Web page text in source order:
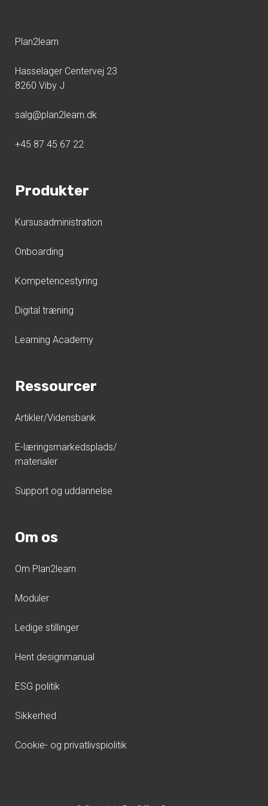
Plan2learn
Hasselager Centervej 23
8260 Viby J
salg@plan2learn.dk
+45 87 45 67 22
Produkter
Kursusadministration
Onboarding
Kompetencestyring
Digital træning
Learning Academy
Ressourcer
Artikler/Vidensbank
E-læringsmarkedsplads/
materialer
Support og uddannelse
Om os
Om Plan2learn
Moduler
Ledige stillinger
Hent designmanual
ESG politik
Sikkerhed
Cookie- og privatlivspiolitik